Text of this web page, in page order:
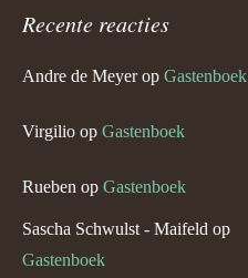
Recente reacties
Andre de Meyerop Gastenboek
Virgilio op Gastenboek
Rueben op Gastenboek
Sascha Schwulst - Maifeld op
Gastenboek